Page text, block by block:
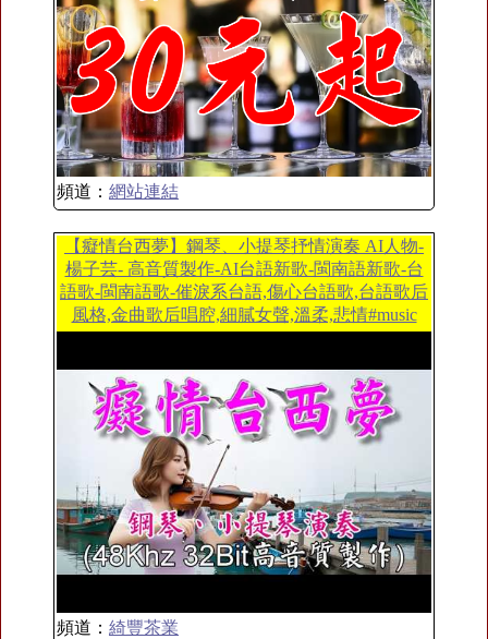
頻道： 網站連結
【癡情台西夢】鋼琴、小提琴抒情演奏 AI人物-
楊子芸- 高音質製作-AI台語新歌-閩南語新歌-台
語歌-閩南語歌-催淚系台語,傷心台語歌,台語歌后
風格,金曲歌后唱腔,細膩女聲,溫柔,悲情#music
頻道： 綺豐茶業